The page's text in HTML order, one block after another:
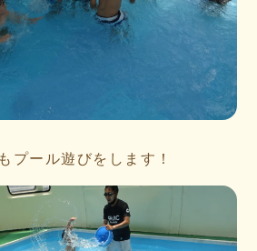
プール遊びをします！